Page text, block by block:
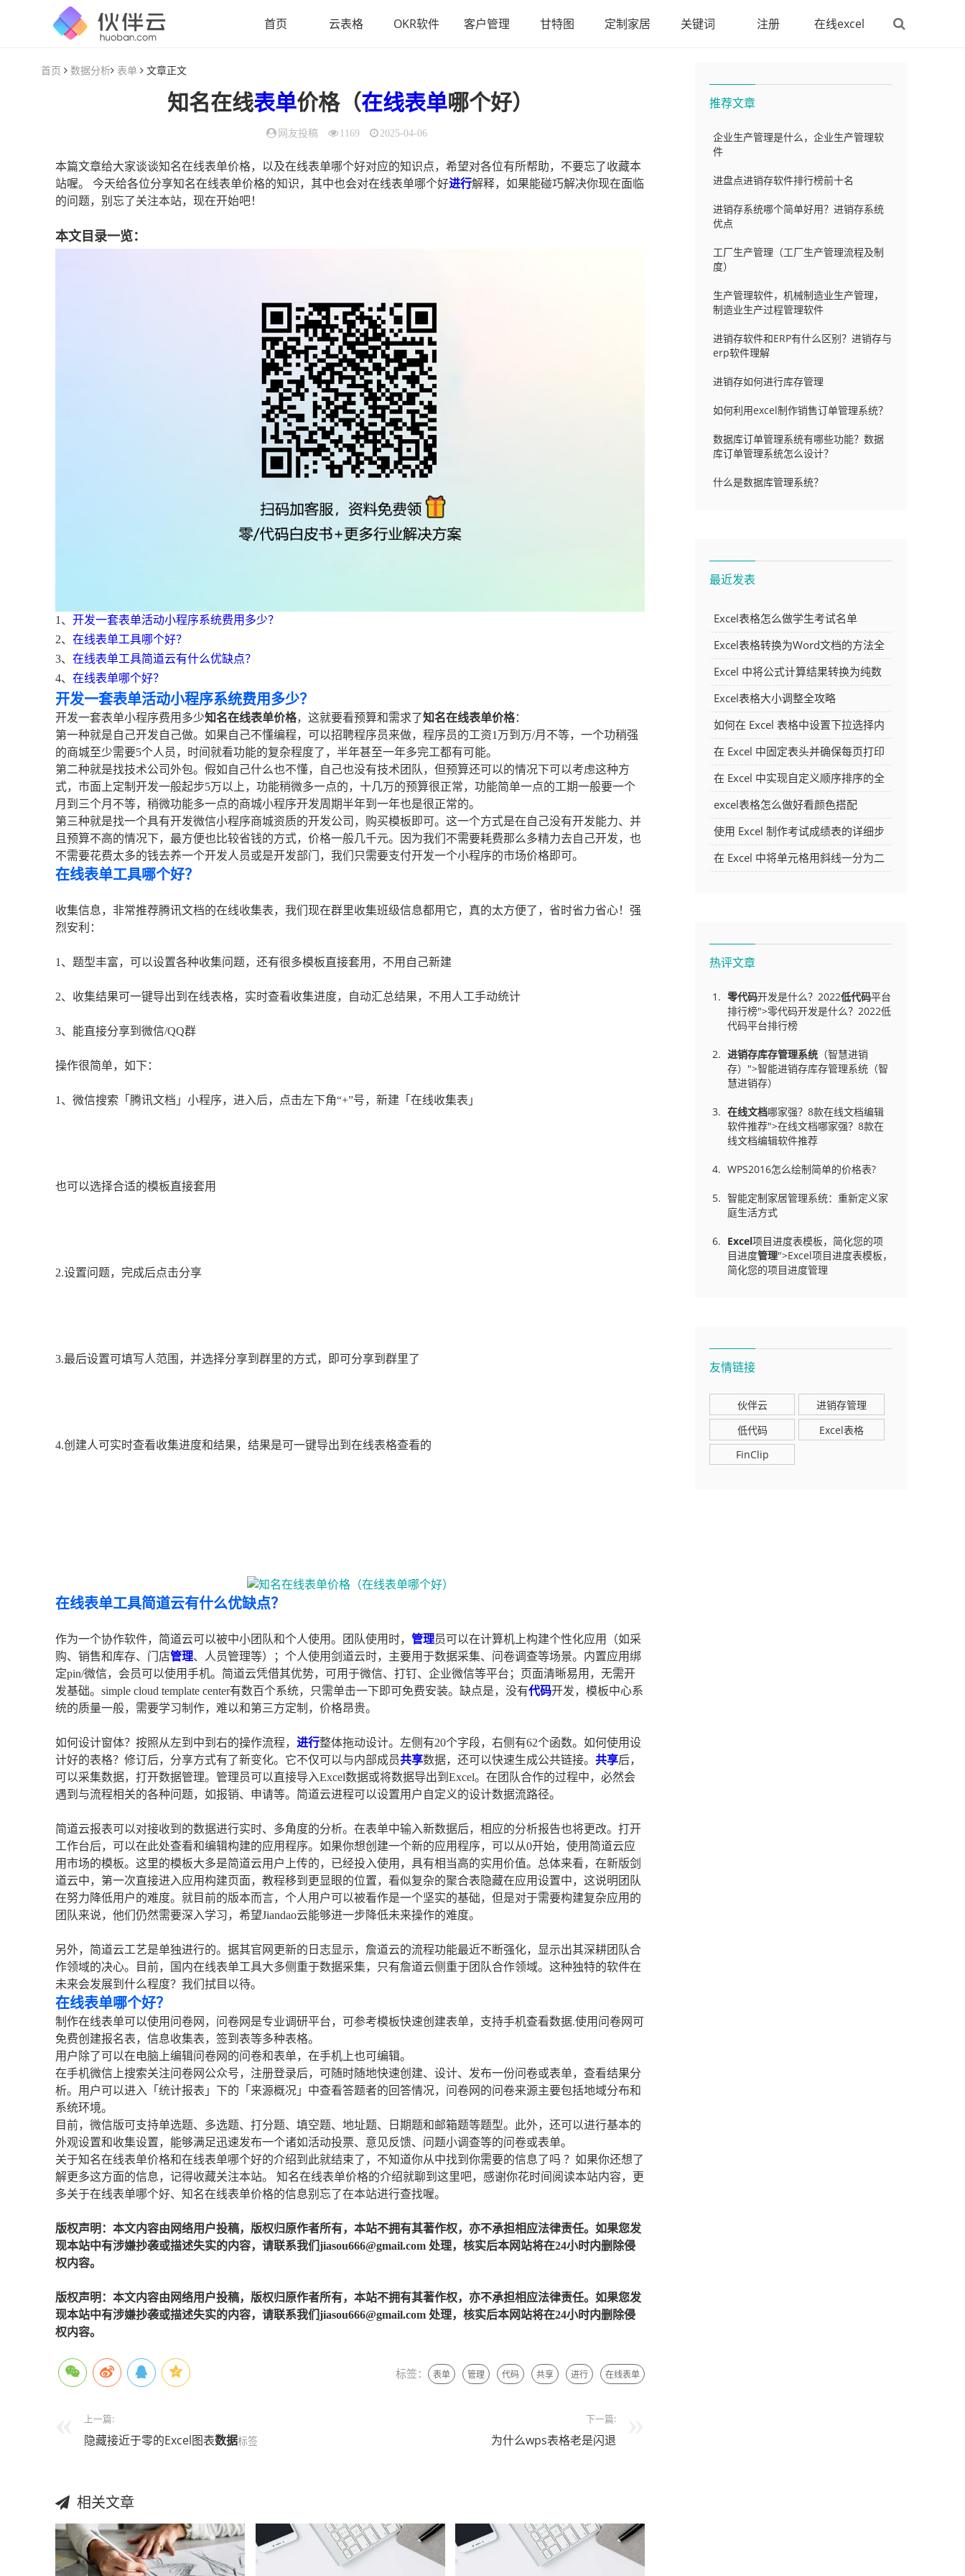
首页 云表格 OKR软件 客户管理 甘特图 定制家居 关键词 注册 在线excel
首页 数据分析 表单 文章正文
知名在线表单价格（在线表单哪个好）
网友投稿 1169 2025-04-06
本篇文章给大家谈谈知名在线表单价格，以及在线表单哪个好对应的知识点，希望对各位有所帮助，不要忘了收藏本
站喔。 今天给各位分享知名在线表单价格的知识，其中也会对在线表单哪个好进行解释，如果能碰巧解决你现在面临
的问题，别忘了关注本站，现在开始吧！
本文目录一览：
1、 开发一套表单活动小程序系统费用多少？
2、 在线表单工具哪个好？
3、 在线表单工具简道云有什么优缺点？
4、 在线表单哪个好？
开发一套表单活动小程序系统费用多少？
开发一套表单小程序费用多少知名在线表单价格，这就要看预算和需求了知名在线表单价格：
第一种就是自己开发自己做。如果自己不懂编程，可以招聘程序员来做，程序员的工资1万到万/月不等，一个功稍强
的商城至少需要5个人员，时间就看功能的复杂程度了，半年甚至一年多完工都有可能。
第二种就是找技术公司外包。假如自己什么也不懂，自己也没有技术团队，但预算还可以的情况下可以考虑这种方
式，市面上定制开发一般起步5万以上，功能稍微多一点的，十几万的预算很正常，功能简单一点的工期一般要一个
月到三个月不等，稍微功能多一点的商城小程序开发周期半年到一年也是很正常的。
第三种就是找一个具有开发微信小程序商城资质的开发公司，购买模板即可。这一个方式是在自己没有开发能力、并
且预算不高的情况下，最方便也比较省钱的方式，价格一般几千元。因为我们不需要耗费那么多精力去自己开发，也
不需要花费太多的钱去养一个开发人员或是开发部门，我们只需要支付开发一个小程序的市场价格即可。
在线表单工具哪个好？
收集信息，非常推荐腾讯文档的在线收集表，我们现在群里收集班级信息都用它，真的太方便了，省时省力省心！强
烈安利：
1、题型丰富，可以设置各种收集问题，还有很多模板直接套用，不用自己新建
2、收集结果可一键导出到在线表格，实时查看收集进度，自动汇总结果，不用人工手动统计
3、能直接分享到微信/QQ群
操作很简单，如下：
1、微信搜索「腾讯文档」小程序，进入后，点击左下角“+”号，新建「在线收集表」
也可以选择合适的模板直接套用
2.设置问题，完成后点击分享
3.最后设置可填写人范围，并选择分享到群里的方式，即可分享到群里了
4.创建人可实时查看收集进度和结果，结果是可一键导出到在线表格查看的
在线表单工具简道云有什么优缺点？
作为一个协作软件，简道云可以被中小团队和个人使用。团队使用时， 管理员可以在计算机上构建个性化应用（如采
购、销售和库存、门店管理、人员管理等）；个人使用剑道云时，主要用于数据采集、问卷调查等场景。内置应用绑
定pin/微信，会员可以使用手机。简道云凭借其优势，可用于微信、打钉、企业微信等平台；页面清晰易用，无需开
发基础。simple cloud template center有数百个系统，只需单击一下即可免费安装。缺点是，没有代码开发，模板中心系
统的质量一般，需要学习制作，难以和第三方定制，价格昂贵。
如何设计窗体？按照从左到中到右的操作流程， 进行整体拖动设计。左侧有20个字段，右侧有62个函数。如何使用设
计好的表格？修订后，分享方式有了新变化。它不仅可以与内部成员共享数据，还可以快速生成公共链接。 共享后，
可以采集数据，打开数据管理。管理员可以直接导入Excel数据或将数据导出到Excel。在团队合作的过程中，必然会
遇到与流程相关的各种问题，如报销、申请等。简道云进程可以设置用户自定义的设计数据流路径。
简道云报表可以对接收到的数据进行实时、多角度的分析。在表单中输入新数据后，相应的分析报告也将更改。打开
工作台后，可以在此处查看和编辑构建的应用程序。如果你想创建一个新的应用程序，可以从0开始，使用简道云应
用市场的模板。这里的模板大多是简道云用户上传的，已经投入使用，具有相当高的实用价值。总体来看，在新版剑
道云中，第一次直接进入应用构建页面，教程移到更显眼的位置，看似复杂的聚合表隐藏在应用设置中，这说明团队
在努力降低用户的难度。就目前的版本而言，个人用户可以被看作是一个坚实的基础，但是对于需要构建复杂应用的
团队来说，他们仍然需要深入学习，希望Jiandao云能够进一步降低未来操作的难度。
另外，简道云工艺是单独进行的。据其官网更新的日志显示，詹道云的流程功能最近不断强化，显示出其深耕团队合
作领域的决心。目前，国内在线表单工具大多侧重于数据采集，只有詹道云侧重于团队合作领域。这种独特的软件在
未来会发展到什么程度？我们拭目以待。
在线表单哪个好？
制作在线表单可以使用问卷网，问卷网是专业调研平台，可参考模板快速创建表单，支持手机查看数据.使用问卷网可
免费创建报名表，信息收集表，签到表等多种表格。
用户除了可以在电脑上编辑问卷网的问卷和表单，在手机上也可编辑。
在手机微信上搜索关注问卷网公众号，注册登录后，可随时随地快速创建、设计、发布一份问卷或表单，查看结果分
析。用户可以进入「统计报表」下的「来源概况」中查看答题者的回答情况，问卷网的问卷来源主要包括地域分布和
系统环境。
目前，微信版可支持单选题、多选题、打分题、填空题、地址题、日期题和邮箱题等题型。此外，还可以进行基本的
外观设置和收集设置，能够满足迅速发布一个诸如活动投票、意见反馈、问题小调查等的问卷或表单。
关于知名在线表单价格和在线表单哪个好的介绍到此就结束了，不知道你从中找到你需要的信息了吗 ？如果你还想了
解更多这方面的信息，记得收藏关注本站。 知名在线表单价格的介绍就聊到这里吧，感谢你花时间阅读本站内容，更
多关于在线表单哪个好、知名在线表单价格的信息别忘了在本站进行查找喔。
版权声明：本文内容由网络用户投稿，版权归原作者所有，本站不拥有其著作权，亦不承担相应法律责任。如果您发
现本站中有涉嫌抄袭或描述失实的内容，请联系我们jiasou666@gmail.com 处理，核实后本网站将在24小时内删除侵
权内容。
版权声明：本文内容由网络用户投稿，版权归原作者所有，本站不拥有其著作权，亦不承担相应法律责任。如果您发
现本站中有涉嫌抄袭或描述失实的内容，请联系我们jiasou666@gmail.com 处理，核实后本网站将在24小时内删除侵
权内容。
标签： 表单 管理 代码 共享 进行 在线表单
上一篇:
隐藏接近于零的Excel图表数据标签
下一篇:
为什么wps表格老是闪退
相关文章
推荐文章
企业生产管理是什么，企业生产管理软
件
进盘点进销存软件排行榜前十名
进销存系统哪个简单好用？进销存系统
优点
工厂生产管理（工厂生产管理流程及制
度）
生产管理软件，机械制造业生产管理，
制造业生产过程管理软件
进销存软件和ERP有什么区别？进销存与
erp软件理解
进销存如何进行库存管理
如何利用excel制作销售订单管理系统？
数据库订单管理系统有哪些功能？数据
库订单管理系统怎么设计？
什么是数据库管理系统？
最近发表
Excel表格怎么做学生考试名单
Excel表格转换为Word文档的方法全
解析
Excel 中将公式计算结果转换为纯数
字的多种方法
Excel表格大小调整全攻略
如何在 Excel 表格中设置下拉选择内
容
在 Excel 中固定表头并确保每页打印
时都显示表头的方法详解
在 Excel 中实现自定义顺序排序的全
面指南
excel表格怎么做好看颜色搭配
使用 Excel 制作考试成绩表的详细步
骤及技巧
在 Excel 中将单元格用斜线一分为二
热评文章
零代码开发是什么？2022低代码平台
排行榜">零代码开发是什么？2022低
代码平台排行榜
进销存库存管理系统 （智慧进销
存）">智能进销存库存管理系统（智
慧进销存）
在线文档哪家强？8款在线文档编辑
软件推荐">在线文档哪家强？8款在
线文档编辑软件推荐
WPS2016怎么绘制简单的价格表?
智能定制家居管理系统：重新定义家
庭生活方式
Excel项目进度表模板，简化您的项
目进度管理">Excel项目进度表模板，
简化您的项目进度管理
友情链接
伙伴云
进销存管理
低代码
Excel表格
FinClip